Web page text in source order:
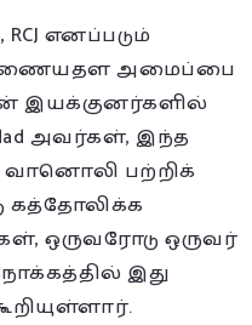
எனப்படும்
அமைப்பை
இயக்குனர்களில்
அவர்கள், இந்த
பற்றிக்
கத்தோலிக்க
ஒருவரோடு ஒருவர்
இது